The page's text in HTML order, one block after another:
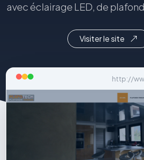
avec éclairage LED, de
Visiter le site
http://